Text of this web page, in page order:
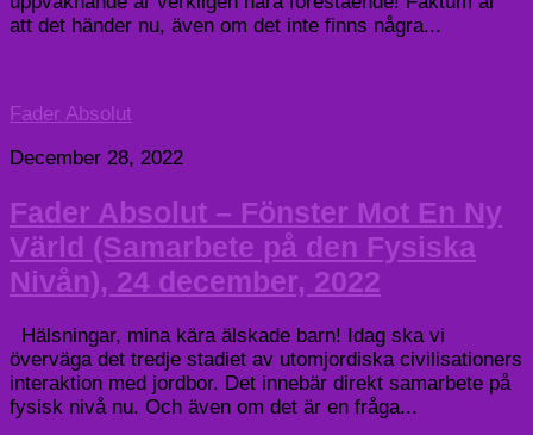
att det händer nu, även om det inte finns några...
Fader Absolut
December 28, 2022
Fader Absolut – Fönster Mot En Ny
Värld (Samarbete på den Fysiska
Nivån), 24 december, 2022
Hälsningar, mina kära älskade barn! Idag ska vi
överväga det tredje stadiet av utomjordiska civilisationers
interaktion med jordbor. Det innebär direkt samarbete på
fysisk nivå nu. Och även om det är en fråga...